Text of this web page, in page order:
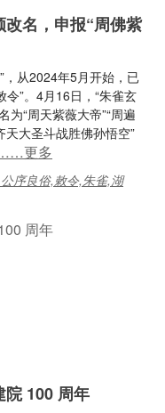
名，申报“周佛紫
，从2024年5月开始，已
令”。4月16日，“朱雀玄
为“周天紫薇大帝”“周遍
大圣斗战胜佛孙悟空”
更多
序良俗,敕令,朱雀,湖
100 周年